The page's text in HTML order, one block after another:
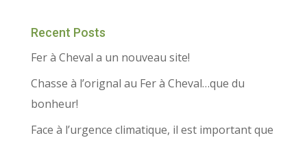
Recent Posts
Fer à Cheval a un nouveau site!
Chasse à l’orignal au Fer à Cheval…que du
bonheur!
Face à l’urgence climatique, il est important que